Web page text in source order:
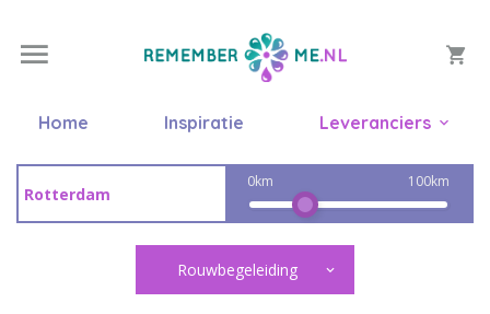
Home Inspiratie Leveranciers
0km 100km
Rouwbegeleiding